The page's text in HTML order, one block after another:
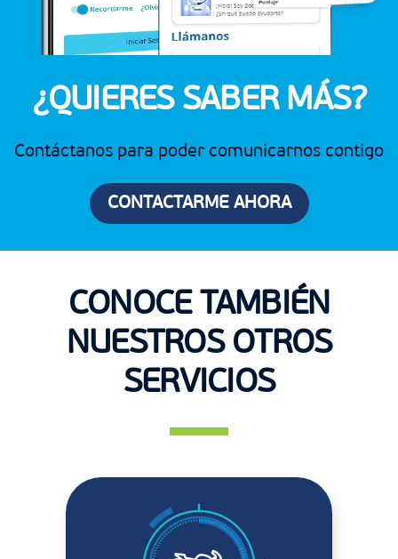
¿QUIERES SABER MÁS?
Contáctanos para poder comunicarnos contigo
CONTACTARME AHORA
CONOCE TAMBIÉN
NUESTROS OTROS
SERVICIOS